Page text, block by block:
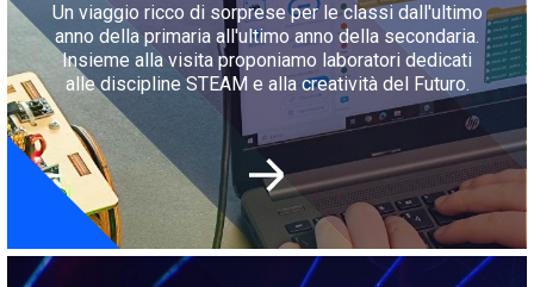
Un viaggio ricco di sorprese per le classi dall'ultimo
anno della primaria all'ultimo anno della secondaria.
Insieme alla visita proponiamo laboratori dedicati
alle discipline STEAM e alla creatività del Futuro.
Immagine